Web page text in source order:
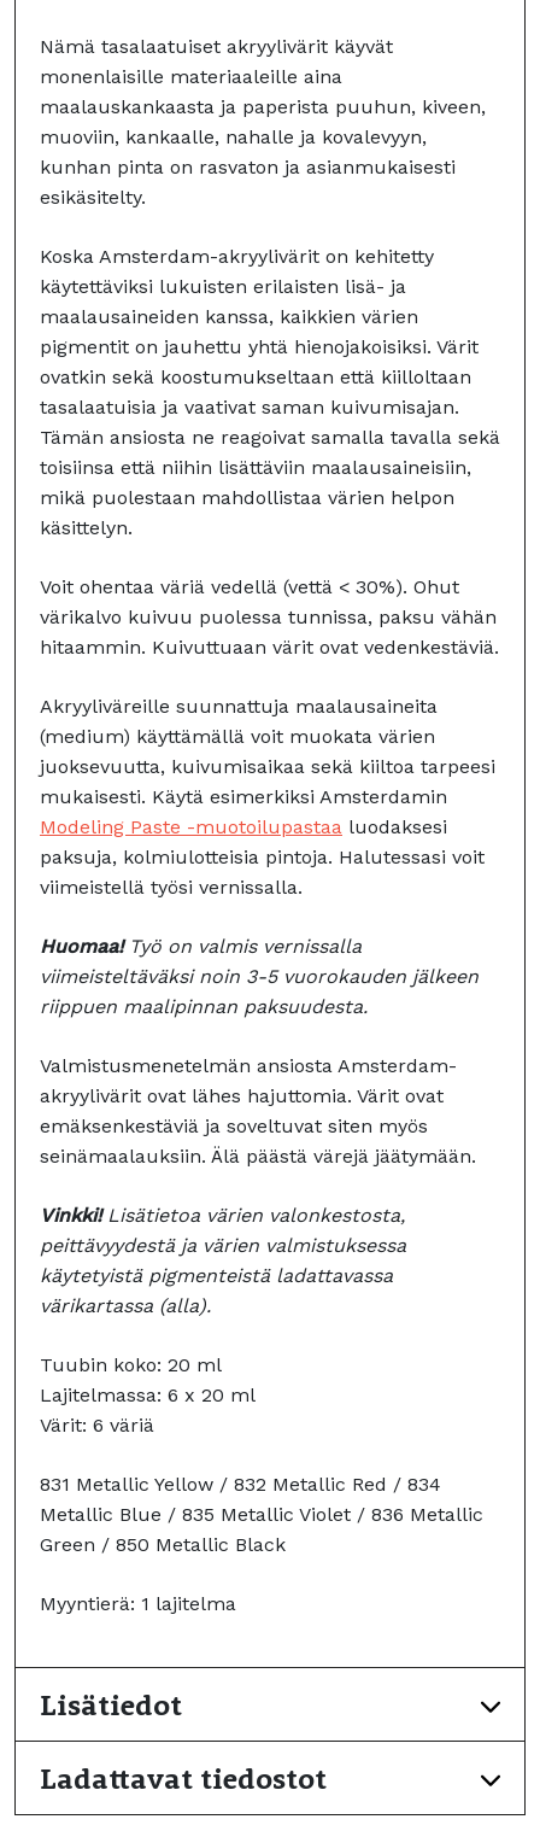
Nämä tasalaatuiset akryylivärit käyvät
monenlaisille materiaaleille aina
maalauskankaasta ja paperista puuhun, kiveen,
muoviin, kankaalle, nahalle ja kovalevyyn,
kunhan pinta on rasvaton ja asianmukaisesti
esikäsitelty.
Koska Amsterdam-akryylivärit on kehitetty
käytettäviksi lukuisten erilaisten lisä- ja
maalausaineiden kanssa, kaikkien värien
pigmentit on jauhettu yhtä hienojakoisiksi. Värit
ovatkin sekä koostumukseltaan että kiilloltaan
tasalaatuisia ja vaativat saman kuivumisajan.
Tämän ansiosta ne reagoivat samalla tavalla sekä
toisiinsa että niihin lisättäviin maalausaineisiin,
mikä puolestaan mahdollistaa värien helpon
käsittelyn.
Voit ohentaa väriä vedellä (vettä < 30%). Ohut
värikalvo kuivuu puolessa tunnissa, paksu vähän
hitaammin. Kuivuttuaan värit ovat vedenkestäviä.
Akryyliväreille suunnattuja maalausaineita
(medium) käyttämällä voit muokata värien
juoksevuutta, kuivumisaikaa sekä kiiltoa tarpeesi
mukaisesti. Käytä esimerkiksi Amsterdamin
Modeling Paste -muotoilupastaa luodaksesi
paksuja, kolmiulotteisia pintoja. Halutessasi voit
viimeistellä työsi vernissalla.
Huomaa!Työ on valmis vernissalla
viimeisteltäväksi noin 3-5 vuorokauden jälkeen
riippuen maalipinnan paksuudesta.
Valmistusmenetelmän ansiosta Amsterdam-
akryylivärit ovat lähes hajuttomia. Värit ovat
emäksenkestäviä ja soveltuvat siten myös
seinämaalauksiin. Älä päästä värejä jäätymään.
Vinkki!Lisätietoa värien valonkestosta,
peittävyydestä ja värien valmistuksessa
käytetyistä pigmenteistä ladattavassa
värikartassa (alla).
Tuubin koko: 20 ml
Lajitelmassa: 6 x 20 ml
Värit: 6 väriä
831 Metallic Yellow / 832 Metallic Red / 834
Metallic Blue / 835 Metallic Violet / 836 Metallic
Green / 850 Metallic Black
Myyntierä: 1 lajitelma
Lisätiedot
Ladattavat tiedostot